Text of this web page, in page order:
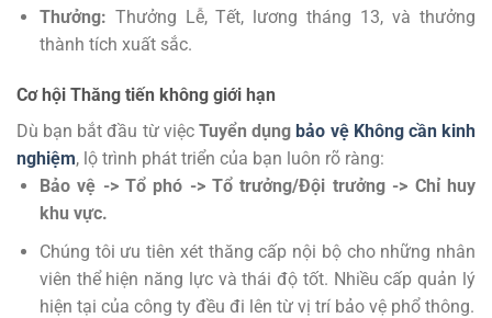
Thưởng: Thưởng Lễ, Tết, lương tháng 13, và thưởng
thành tích xuất sắc.
Cơ hội Thăng tiến không giới hạn
Dù bạn bắt đầu từ việc Tuyển dụngbảo vệ Không cần kinh
nghiệm, lộ trình phát triển của bạn luôn rõ ràng:
Bảo vệ -> Tổ phó -> Tổ trưởng/Đội trưởng -> Chỉ huy
khu vực.
Chúng tôi ưu tiên xét thăng cấp nội bộ cho những nhân
viên thể hiện năng lực và thái độ tốt. Nhiều cấp quản lý
hiện tại của công ty đều đi lên từ vị trí bảo vệ phổ thông.